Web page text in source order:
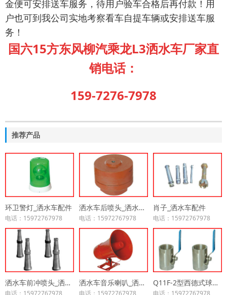
金便可安排送车服务，待用户验车合格后再付款！用
户也可到我公司实地考察看车自提车辆或安排送车服
务！
国六15方东风柳汽乘龙L3洒水车厂家直
销电话：
159-7276-7978
推荐产品
环卫警灯_洒水车配件
电话：15972767978
洒水车后喷头_洒水车配件
电话：15972767978
肖子_洒水车配件
电话：15972767978
洒水车前冲喷头_洒水车配件 洒水车音乐喇叭_洒水车配件 Q11F-2型西德式球阀_洒水车配件